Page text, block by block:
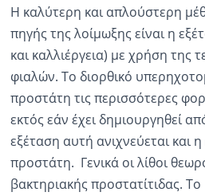
Η καλύτερη και απλούστερη
πηγής της λοίμωξης είναι η
και καλλιέργεια) με χρήση της
φιαλών. Το διορθικό
προστάτη τις περισσότερες
εκτός εάν έχει δημιουργηθεί
εξέταση αυτή ανιχνεύεται και
προστάτη. Γενικά οι λίθοι
βακτηριακής προστατίτιδας. To